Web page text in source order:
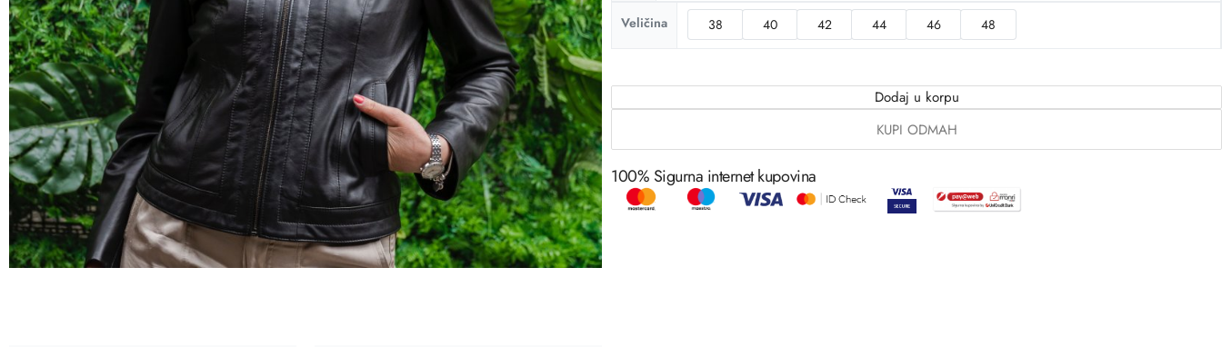
Veličina 38 40 42 44 46 48
Dodaj u korpu
KUPI ODMAH
100% Sigurna internet kupovina